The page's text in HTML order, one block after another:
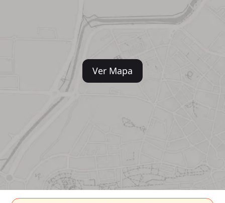
Ver Mapa